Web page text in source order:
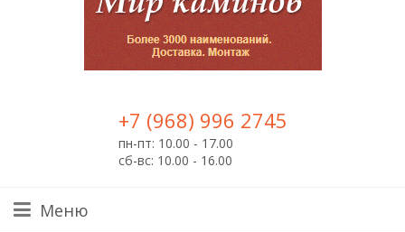
+7 (968) 996 2745
пн-пт: 10.00 - 17.00
сб-вс: 10.00 - 16.00
Меню